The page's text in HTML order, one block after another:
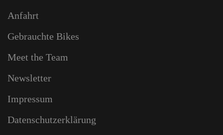
Anfahrt
Gebrauchte Bikes
Meet the Team
Newsletter
Impressum
Datenschutzerklärung